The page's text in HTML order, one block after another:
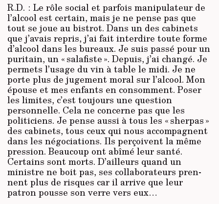
R.D. : Le rôle social et parfois manipulateur de
l’alcool est certain, mais je ne pense pas que
tout se joue au bistrot. Dans un des cabinets
que j’avais repris, j’ai fait interdire toute forme
d’alcool dans les bureaux. Je suis passé pour un
puritain, un « salafiste ». Depuis, j’ai changé. Je
permets l’usage du vin à table le midi. Je ne
porte plus de jugement moral sur l’alcool. Mon
épouse et mes enfants en consomment. Poser
les limites, c’est toujours une question
personnelle. Cela ne concerne pas que les
politiciens. Je pense aussi à tous les « sherpas »
des cabinets, tous ceux qui nous accompagnent
dans les négociations. Ils perçoivent la même
pression. Beaucoup ont abîmé leur santé.
Certains sont morts. D’ailleurs quand un
ministre ne boit pas, ses collaborateurs pren­
nent plus de risques car il arrive que leur
patron pousse son verre vers eux…